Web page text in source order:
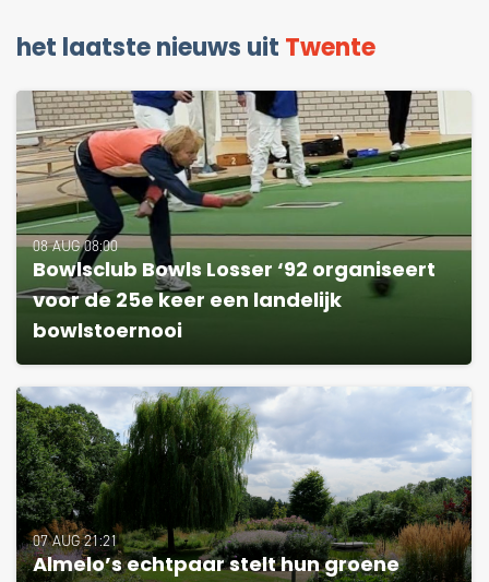
het laatste nieuws uit Twente
08 AUG 08:00
Bowlsclub Bowls Losser ‘92 organiseert
voor de 25e keer een landelijk
bowlstoernooi
07 AUG 21:21
Almelo’s echtpaar stelt hun groene